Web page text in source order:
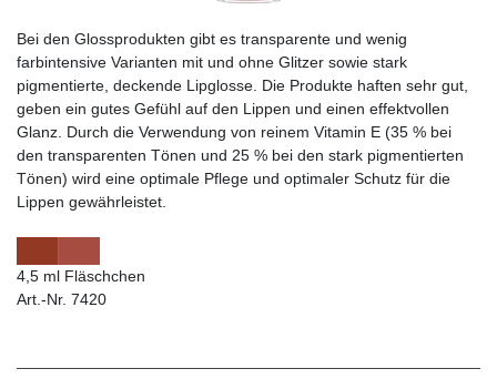
Bei den Glossprodukten gibt es transparente und wenig
farbintensive Varianten mit und ohne Glitzer sowie stark
pigmentierte, deckende Lipglosse. Die Produkte haften sehr gut,
geben ein gutes Gefühl auf den Lippen und einen effektvollen
Glanz. Durch die Verwendung von reinem Vitamin E (35 % bei
den transparenten Tönen und 25 % bei den stark pigmentierten
Tönen) wird eine optimale Pflege und optimaler Schutz für die
Lippen gewährleistet.
4,5 ml Fläschchen
Art.-Nr. 7420